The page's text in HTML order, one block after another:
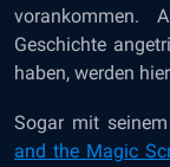
vorankommen.
Geschichte
haben, werden
Sogar mit
and the Magic